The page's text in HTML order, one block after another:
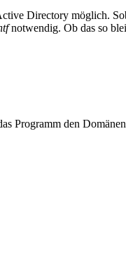
Directory möglich.
notwendig. Ob das so
Programm den